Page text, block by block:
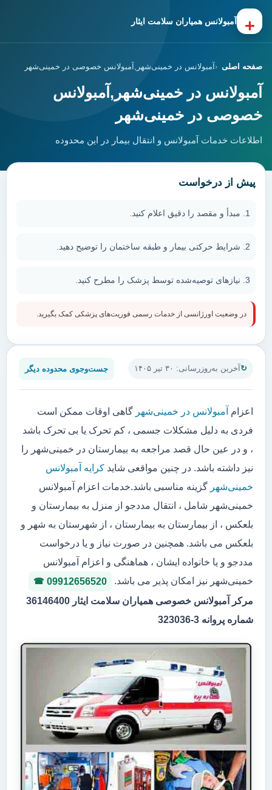
+ آمبولانس همیاران سلامت ایثار
صفحه اصلی آمبولانس در خمینی‌شهر,آمبولانس خصوصی در خمینی‌شهر
آمبولانس در خمینی‌شهر,آمبولانس
خصوصی در خمینی‌شهر
اطلاعات خدمات آمبولانس و انتقال بیمار در این محدوده
آخرین به‌روزرسانی: ۳۰ تیر ۱۴۰۵ جست‌وجوی محدوده دیگر
اعزام آمبولانس در خمینی‌شهر گاهی اوقات ممکن است
فردی به دلیل مشکلات جسمی ، کم تحرک یا بی تحرک باشد
، و در عین حال قصد مراجعه به بیمارستان در خمینی‌شهر را
نیز داشته باشد. در چنین مواقعی شاید کرایه آمبولانس
خمینی‌شهر گزینه مناسبی باشد.خدمات اعزام آمبولانس
خمینی‌شهر شامل ، انتقال مددجو از منزل به بیمارستان و
بلعکس ، از بیمارستان به بیمارستان ، از شهرستان به شهر و
بلعکس می باشد. همچنین در صورت نیاز و یا درخواست
مددجو و یا خانواده ایشان ، هماهنگی و اعزام آمبولانس
خمینی‌شهر نیز امکان پذیر می باشد.
09912656520
مرکر آمبولانس خصوصی همیاران سلامت ایثار 36146400
شماره پروانه 3-323036
پیش از درخواست
مبدأ و مقصد را دقیق اعلام کنید.
شرایط حرکتی بیمار و طبقه ساختمان را توضیح دهید.
نیازهای توصیه‌شده توسط پزشک را مطرح کنید.
در وضعیت اورژانسی از خدمات رسمی فوریت‌های پزشکی کمک بگیرید.